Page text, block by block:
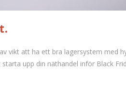
vikt att ha ett bra lagersystem med
upp din näthandel inför Black